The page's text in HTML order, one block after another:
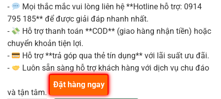
-
Mọi thắc mắc vui lòng liên hệ **Hotline hỗ trợ: 0914
795 185** để được giải đáp nhanh nhất.
-
Hỗ trợ thanh toán **COD** (giao hàng nhận tiền) hoặc
chuyển khoản tiện lợi.
-
Hỗ trợ **trả góp qua thẻ tín dụng** với lãi suất ưu đãi.
-
Luôn sẵn sàng hỗ trợ khách hàng với dịch vụ chu đáo
và tận tâm.
Đặt hàng ngay